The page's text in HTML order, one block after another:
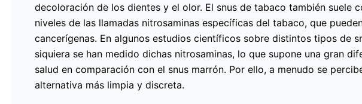
decoloración de los dientes y el olor. El snus de tabaco también suele
niveles de las llamadas nitrosaminas específicas del tabaco, que
cancerígenas. En algunos estudios científicos sobre distintos tipos de
siquiera se han medido dichas nitrosaminas, lo que supone una gran
salud en comparación con el snus marrón. Por ello, a menudo se
alternativa más limpia y discreta.